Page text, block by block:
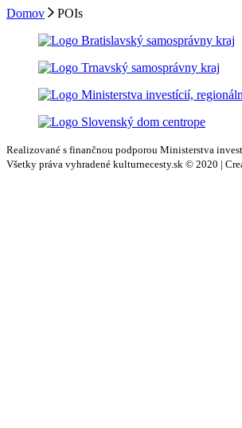
Domov POIs
Realizované s finančnou podporou Ministerstva
Všetky práva vyhradené kulturnecesty.sk © 2020 |